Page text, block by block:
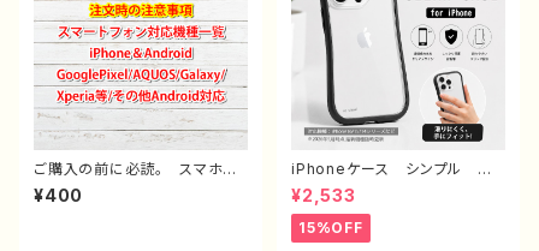
ご購入の前に必読。 スマホケ
ース サイズ 一覧 選び方
iPhoneケース Android iP
¥400
iPhoneケース シンプル お
しゃれ メンズ 大人女子 高
校生 男子 iPhone16/15/1
4/13/12/11 かっこいい おす
すめ 人気 韓国風 ミニマル
¥2,533
15%OFF